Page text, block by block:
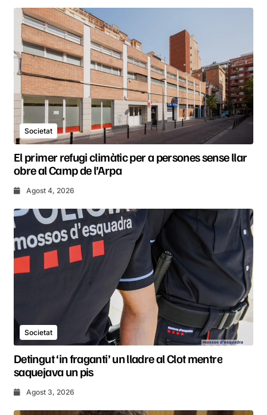
Societat
El primer refugi climàtic per a persones sense llar
obre al Camp de l’Arpa
Agost 4, 2026
Societat
Detingut ‘in fraganti’ un lladre al Clot mentre
saquejava un pis
Agost 3, 2026